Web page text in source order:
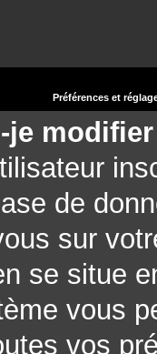
Préférences et
je
de
sur
se situe
vous
vos